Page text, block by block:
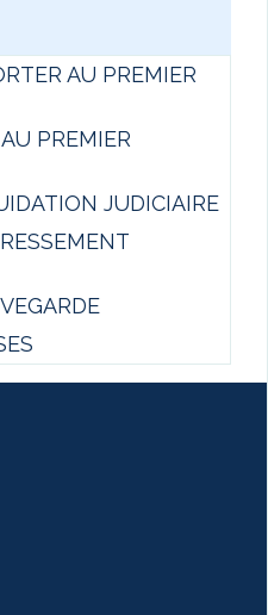
AU PREMIER
PREMIER
JUDICIAIRE